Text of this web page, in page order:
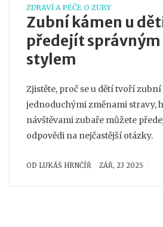
ZDRAVÍ A PÉČE O ZUBY
Zubní kámen u
předejít
stylem
Zjistěte, proč se u dětí tvoří
jednoduchými změnami stravy,
návštěvami zubaře můžete
odpovědi na nejčastější otázky.
OD LUKÁŠ HRNČÍŘ ZÁŘ, 23 2025